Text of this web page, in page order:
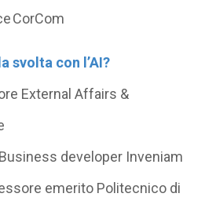
CorCom
svolta con l’AI?
External Affairs &
developer Inveniam
emerito Politecnico di